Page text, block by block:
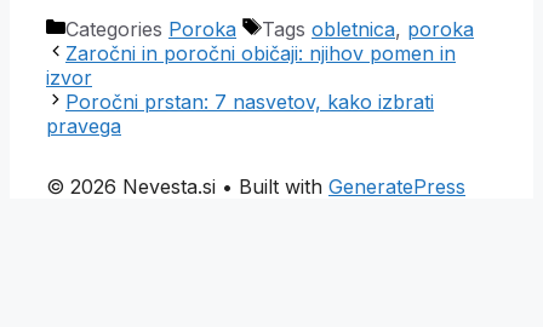
Categories Poroka Tags obletnica, poroka
Zaročni in poročni običaji: njihov pomen in
izvor
Poročni prstan: 7 nasvetov, kako izbrati
pravega
© 2026 Nevesta.si • Built with GeneratePress